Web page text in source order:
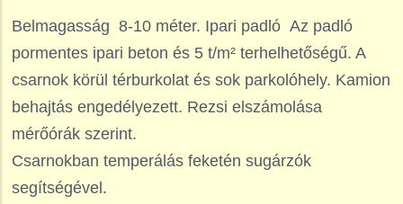
Belmagasság 8-10 méter. Ipari padló Az padló
pormentes ipari beton és 5 t/m² terhelhetőségű. A
csarnok körül térburkolat és sok parkolóhely. Kamion
behajtás engedélyezett. Rezsi elszámolása
mérőórák szerint.
Csarnokban temperálás feketén sugárzók
segítségével.